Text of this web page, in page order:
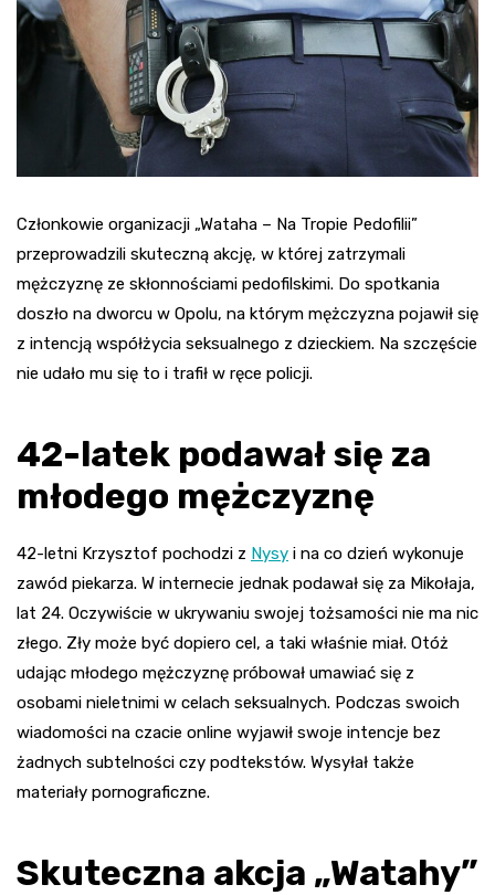
Członkowie organizacji „Wataha – Na Tropie Pedofilii”
przeprowadzili skuteczną akcję, w której zatrzymali
mężczyznę ze skłonnościami pedofilskimi. Do spotkania
doszło na dworcu w Opolu, na którym mężczyzna pojawił się
z intencją współżycia seksualnego z dzieckiem. Na szczęście
nie udało mu się to i trafił w ręce policji.
42-latek podawał się za
młodego mężczyznę
42-letni Krzysztof pochodzi z Nysy i na co dzień wykonuje
zawód piekarza. W internecie jednak podawał się za Mikołaja,
lat 24. Oczywiście w ukrywaniu swojej tożsamości nie ma nic
złego. Zły może być dopiero cel, a taki właśnie miał. Otóż
udając młodego mężczyznę próbował umawiać się z
osobami nieletnimi w celach seksualnych. Podczas swoich
wiadomości na czacie online wyjawił swoje intencje bez
żadnych subtelności czy podtekstów. Wysyłał także
materiały pornograficzne.
Skuteczna akcja „Watahy”